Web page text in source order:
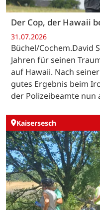
Der Cop, der Hawaii
31.07.2026
Büchel/Cochem.David
Jahren für seinen
auf Hawaii. Nach
gutes Ergebnis beim
der Polizeibeamte
Kaisersesch